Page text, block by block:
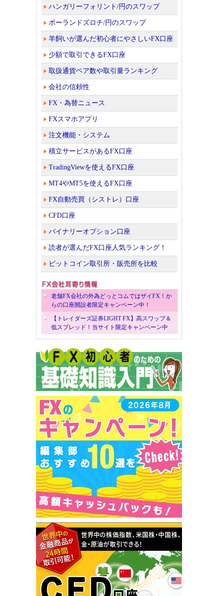
ハンガリーフォリント/円のスワップ
ポーランドズロチ/円のスワップ
羊飼いが選んだ初心者にやさしいFX口座
少額で取引できるFX口座
取扱通貨ペア数や取引量ランキング
会社の信頼性
FX・為替ニュース
FXスマホアプリ
注文機能・システム
積立サービスがあるFX口座
TradingViewを使えるFX口座
MT4やMT5を使えるFX口座
FX自動売買（シストレ）口座
CFD口座
バイナリーオプション口座
読者が選んだFX口座人気ランキング！
ビットコイン取引所・販売所を比較
老舗FX会社の外為どっとコムではザイFX！か
らの口座開設者限定キャンペーン中！
【トレイダーズ証券LIGHT FX】高スワップ＆
低スプレッド！当サイト限定キャンペーン中